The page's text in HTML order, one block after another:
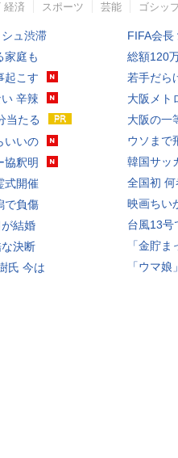
経済 スポーツ 芸能 ゴシッ
ュ渋滞
家庭も
起こす
辛辣
当たる
いいの
協釈明
式開催
で負傷
結婚
決断
氏 今は
FIFA会長
総額120
若手だら
大阪メト
大阪の一
ウソまで
韓国サッ
全国初
映画ちい
台風13号
「金貯
「ウマ